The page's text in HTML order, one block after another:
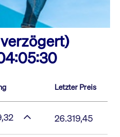
Letzter Preis
26.319,45